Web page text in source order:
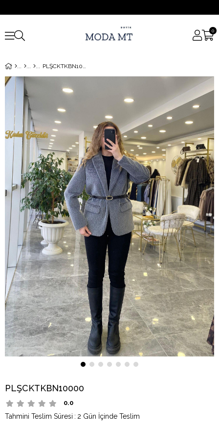
0
PLŞCKTKBN10000
PLŞCKTKBN10000
0.0
Tahmini Teslim Süresi : 2 Gün İçinde Teslim